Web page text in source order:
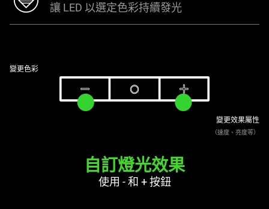
讓 LED 以選定色彩持續發光
變更色彩
變更效果屬性
（速度、亮度等）
自訂燈光效果
使用 - 和 + 按鈕